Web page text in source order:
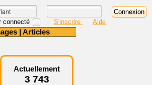
connecté S'inscrire Aide
| Articles
Actuellement
3 743